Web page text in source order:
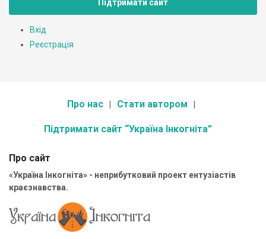
Підтримати сайт
Вхід
Реєстрація
Про нас Стати автором
Підтримати сайт “Україна Інкогніта”
Про сайт
«Україна Інкогніта» - неприбутковий проект ентузіастів
краєзнавства.